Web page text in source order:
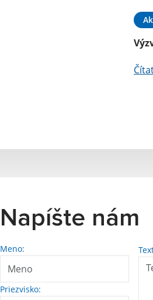
Napíšte nám
Meno:
Priezvisko: